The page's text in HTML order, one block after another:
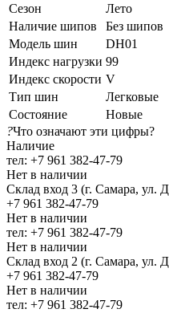
Сезон
Лето
Наличие шипов
Без шипов
Модель шин
DH01
Индекс нагрузки 99
Индекс скорости V
Тип шин
Легковые
Состояние
Новые
?Что означают эти цифры?
Наличие
тел: +7 961 382-47-79
Нет в наличии
Склад вход 3 (г. Самара, ул.
+7 961 382-47-79
Нет в наличии
тел: +7 961 382-47-79
Нет в наличии
Склад вход 2 (г. Самара, ул.
+7 961 382-47-79
Нет в наличии
тел: +7 961 382-47-79